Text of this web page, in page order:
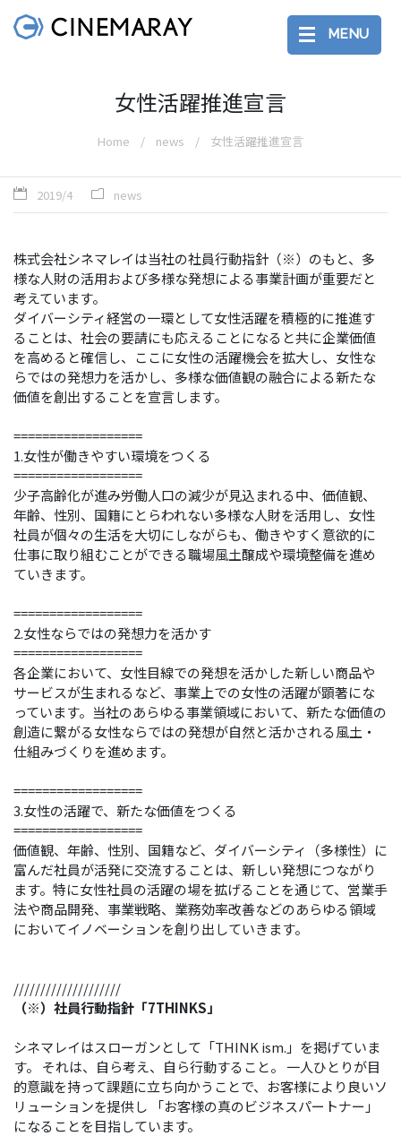
MENU
女性活躍推進宣言
Home news 女性活躍推進宣言
2019/4 news
株式会社シネマレイは当社の社員行動指針（※）のもと、多
様な人財の活用および多様な発想による事業計画が重要だと
考えています。
ダイバーシティ経営の一環として女性活躍を積極的に推進す
ることは、社会の要請にも応えることになると共に企業価値
を高めると確信し、ここに女性の活躍機会を拡大し、女性な
らではの発想力を活かし、多様な価値観の融合による新たな
価値を創出することを宣言します。
==================
1.女性が働きやすい環境をつくる
==================
少子高齢化が進み労働人口の減少が見込まれる中、価値観、
年齢、性別、国籍にとらわれない多様な人財を活用し、女性
社員が個々の生活を大切にしながらも、働きやすく意欲的に
仕事に取り組むことができる職場風土醸成や環境整備を進め
ていきます。
==================
2.女性ならではの発想力を活かす
==================
各企業において、女性目線での発想を活かした新しい商品や
サービスが生まれるなど、事業上での女性の活躍が顕著にな
っています。当社のあらゆる事業領域において、新たな価値の
創造に繋がる女性ならではの発想が自然と活かされる風土・
仕組みづくりを進めます。
==================
3.女性の活躍で、新たな価値をつくる
==================
価値観、年齢、性別、国籍など、ダイバーシティ（多様性）に
富んだ社員が活発に交流することは、新しい発想につながり
ます。特に女性社員の活躍の場を拡げることを通じて、営業手
法や商品開発、事業戦略、業務効率改善などのあらゆる領域
においてイノベーションを創り出していきます。
////////////////////
（※）社員行動指針「7THINKS」
シネマレイはスローガンとして「THINK ism.」を掲げていま
す。 それは、自ら考え、自ら行動すること。 一人ひとりが目
的意識を持って課題に立ち向かうことで、お客様により良いソ
リューションを提供し 「お客様の真のビジネスパートナー」
になることを目指しています。